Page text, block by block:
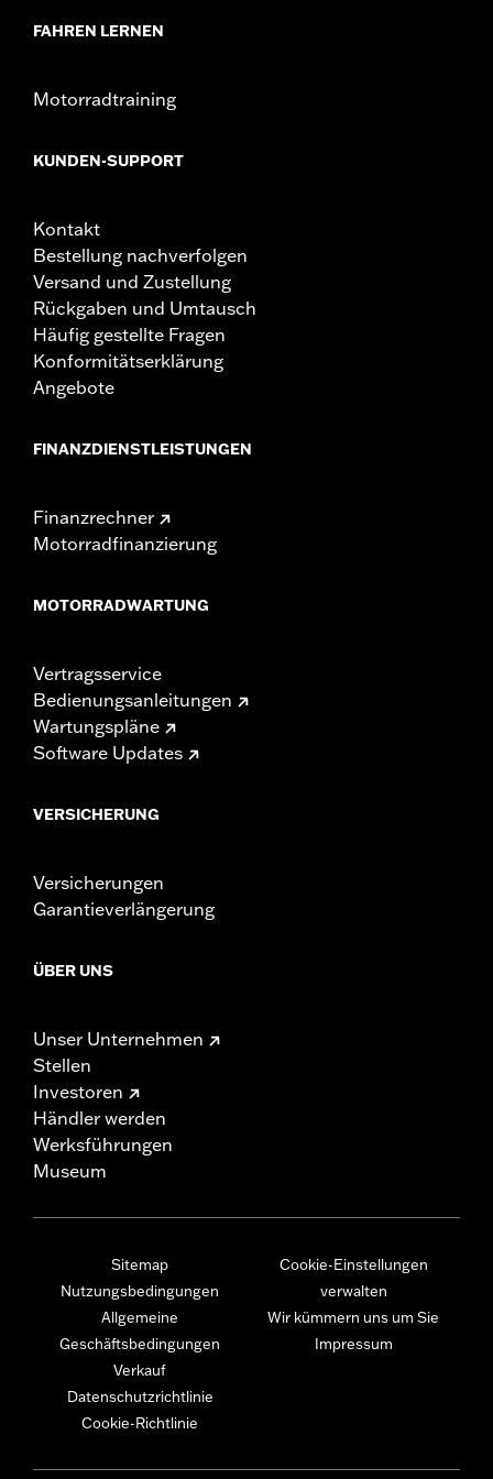
FAHREN LERNEN
Motorradtraining
KUNDEN-SUPPORT
Kontakt
Bestellung nachverfolgen
Versand und Zustellung
Rückgaben und Umtausch
Häufig gestellte Fragen
Konformitätserklärung
Angebote
FINANZDIENSTLEISTUNGEN
Finanzrechner
Motorradfinanzierung
MOTORRADWARTUNG
Vertragsservice
Bedienungsanleitungen
Wartungspläne
Software Updates
VERSICHERUNG
Versicherungen
Garantieverlängerung
ÜBER UNS
Unser Unternehmen
Stellen
Investoren
Händler werden
Werksführungen
Museum
Sitemap
Nutzungsbedingungen
Allgemeine
Geschäftsbedingungen
Verkauf
Datenschutzrichtlinie
Cookie-Richtlinie
Cookie-Einstellungen
verwalten
Wir kümmern uns um Sie
Impressum